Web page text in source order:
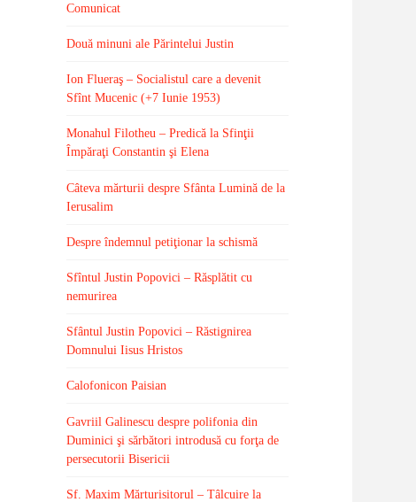
Comunicat
Două minuni ale Părintelui Justin
Ion Flueraş – Socialistul care a devenit
Sfînt Mucenic (+7 Iunie 1953)
Monahul Filotheu – Predică la Sfinţii
Împăraţi Constantin şi Elena
Câteva mărturii despre Sfânta Lumină de la
Ierusalim
Despre îndemnul petiţionar la schismă
Sfîntul Justin Popovici – Răsplătit cu
nemurirea
Sfântul Justin Popovici – Răstignirea
Domnului Iisus Hristos
Calofonicon Paisian
Gavriil Galinescu despre polifonia din
Duminici şi sărbători introdusă cu forţa de
persecutorii Bisericii
Sf. Maxim Mărturisitorul – Tâlcuire la